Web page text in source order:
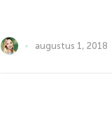
augustus 1, 2018